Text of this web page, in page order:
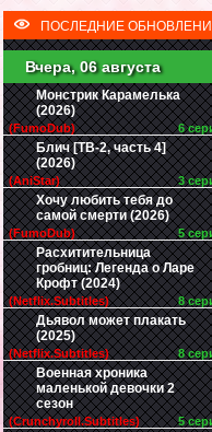
ПОСЛЕДНИЕ
Вчера, 06 августа
Монстрик Карамелька
(2026)
(FumoDub) 6
Блич [ТВ-2, часть 4]
(2026)
(AniStar) 3
Хочу любить тебя до
самой смерти (2026)
(FumoDub) 5
Расхитительница
гробниц: Легенда о Ларе
Крофт (2024)
(Netflix.Subtitles) 8
Дьявол может плакать
(2025)
(Netflix.Subtitles) 8
Военная хроника
маленькой девочки 2
сезон
(Crunchyroll.Subtitles) 5